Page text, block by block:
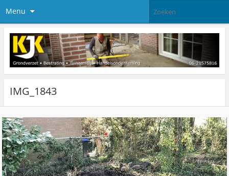
Menu
IMG_1843